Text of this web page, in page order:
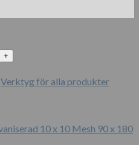
Verktyg för alla produkter